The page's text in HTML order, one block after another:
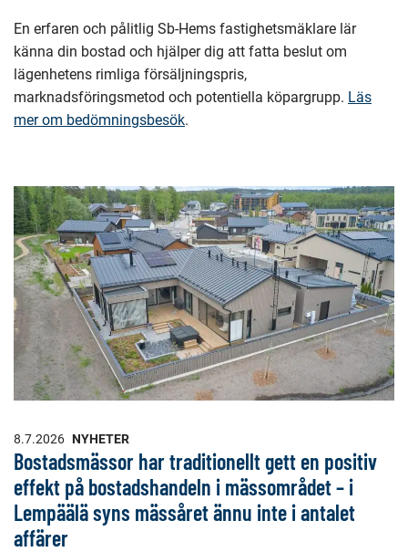
En erfaren och pålitlig Sb-Hems fastighetsmäklare lär
känna din bostad och hjälper dig att fatta beslut om
lägenhetens rimliga försäljningspris,
marknadsföringsmetod och potentiella köpargrupp. Läs
mer om bedömningsbesök.
8.7.2026 NYHETER
Bostadsmässor har traditionellt gett en positiv
effekt på bostadshandeln i mässområdet – i
Lempäälä syns mässåret ännu inte i antalet
affärer